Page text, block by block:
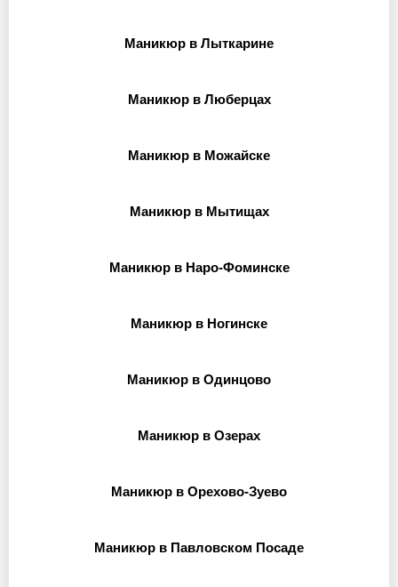
Маникюр в Лыткарине
Маникюр в Люберцах
Маникюр в Можайске
Маникюр в Мытищах
Маникюр в Наро-Фоминске
Маникюр в Ногинске
Маникюр в Одинцово
Маникюр в Озерах
Маникюр в Орехово-Зуево
Маникюр в Павловском Посаде